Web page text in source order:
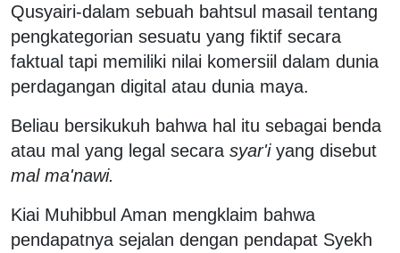
Qusyairi-dalam sebuah bahtsul masail tentang
pengkategorian sesuatu yang fiktif secara
faktual tapi memiliki nilai komersiil dalam dunia
perdagangan digital atau dunia maya.
Beliau bersikukuh bahwa hal itu sebagai benda
atau mal yang legal secara syar'iyang disebut
mal ma'nawi.
Kiai Muhibbul Aman mengklaim bahwa
pendapatnya sejalan dengan pendapat Syekh